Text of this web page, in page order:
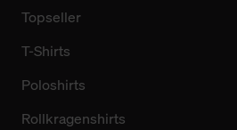
Topseller
T-Shirts
Poloshirts
Rollkragenshirts